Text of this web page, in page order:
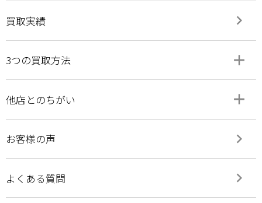
買取実績 keyboard_arrow_right
3つの買取方法 add
remove
他店とのちがい add
remove
お客様の声 keyboard_arrow_right
よくある質問 keyboard_arrow_right